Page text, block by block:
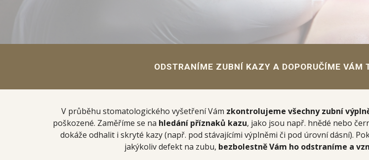
ODSTRANÍME ZUBNÍ KAZY A DOPORUČÍME VÁM
V průběhu stomatologického vyšetření Vám zkontrolujeme všechny zubní
poškozené. Zaměříme se na hledání příznaků kazu, jako jsou např. hnědé nebo
dokáže odhalit i skryté kazy (např. pod stávajícími výplněmi či pod úrovní dásní).
jakýkoliv defekt na zubu, bezbolestně Vám ho odstraníme a